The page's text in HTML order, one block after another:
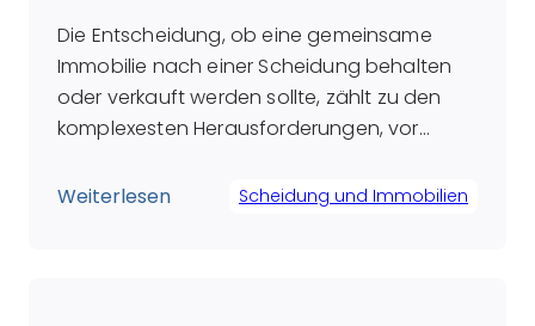
Die Entscheidung, ob eine gemeinsame
Immobilie nach einer Scheidung behalten
oder verkauft werden sollte, zählt zu den
komplexesten Herausforderungen, vor
einige Paare anstreben, ihr Zuhause zu
Weiterlesen Scheidung und Immobilien